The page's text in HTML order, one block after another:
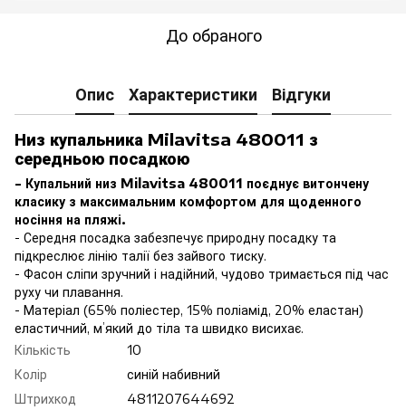
До обраного
Опис Характеристики Відгуки
Низ купальника Milavitsa 480011 з
середньою посадкою
- Купальний низ Milavitsa 480011 поєднує витончену
класику з максимальним комфортом для щоденного
носіння на пляжі.
- Середня посадка забезпечує природну посадку та
підкреслює лінію талії без зайвого тиску.
- Фасон сліпи зручний і надійний, чудово тримається під час
руху чи плавання.
- Матеріал (65% поліестер, 15% поліамід, 20% еластан)
еластичний, м’який до тіла та швидко висихає.
Кількість
10
Колір
синій набивний
Штрихкод
4811207644692